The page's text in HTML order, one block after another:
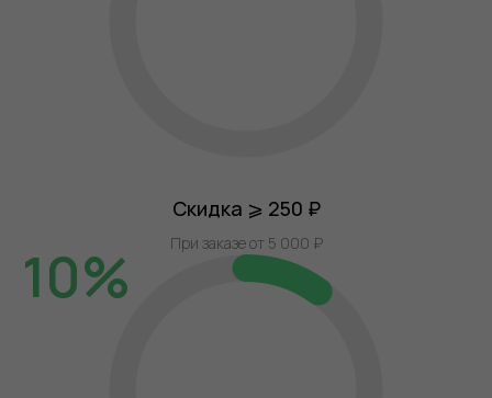
Скидка ⩾ 250 ₽
При заказе от 5 000 ₽
10%